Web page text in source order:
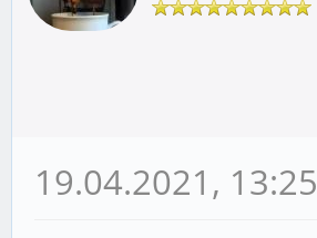
19.04.2021, 13:25